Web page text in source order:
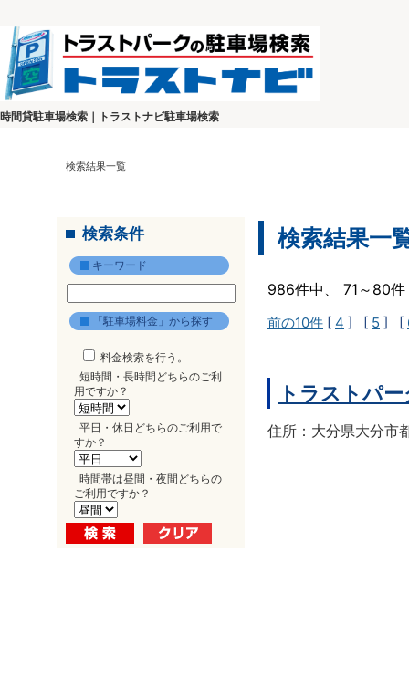
時間貸駐車場検索｜トラストナビ駐車場検索
検索結果一覧
検索条件
キーワード
「駐車場料金」から探す
料金検索を行う。
短時間・長時間どちらのご利
用ですか？
平日・休日どちらのご利用で
すか？
時間帯は昼間・夜間どちらの
ご利用ですか？
検索結果一
986件中、 71～80
前の10件 [ 4 ] [ 5 ] [
トラストパ
住所：大分県大分市